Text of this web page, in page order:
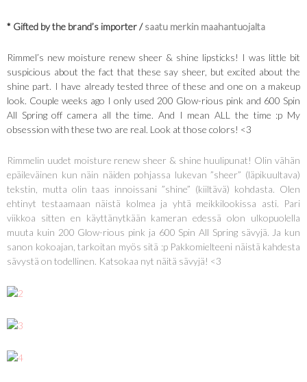
* Gifted by the brand’s importer /saatu merkin maahantuojalta
Rimmel’s new moisture renew sheer & shine lipsticks! I was little bit
suspicious about the fact that these say sheer, but excited about the
shine part. I have already tested three of these and one on a makeup
look. Couple weeks ago I only used 200 Glow-rious pink and 600 Spin
All Spring off camera all the time. And I mean ALL the time :p My
obsession with these two are real. Look at those colors! <3
Rimmelin uudet moisture renew sheer & shine huulipunat! Olin vähän
epäileväinen kun näin näiden pohjassa lukevan ”sheer” (läpikuultava)
tekstin, mutta olin taas innoissani ”shine” (kiiltävä) kohdasta. Olen
ehtinyt testaamaan näistä kolmea ja yhtä meikkilookissa asti. Pari
viikkoa sitten en käyttänytkään kameran edessä olon ulkopuolella
muuta kuin 200 Glow-rious pink ja 600 Spin All Spring sävyjä. Ja kun
sanon kokoajan, tarkoitan myös sitä :p Pakkomielteeni näistä kahdesta
sävystä on todellinen. Katsokaa nyt näitä sävyjä! <3